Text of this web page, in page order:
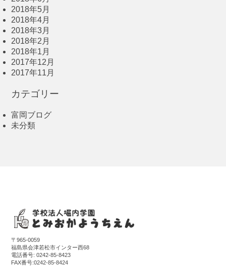
2018年5月
2018年4月
2018年3月
2018年2月
2018年1月
2017年12月
2017年11月
カテゴリー
富岡ブログ
未分類
〒965-0059
福島県会津若松市インター西68
電話番号:0242-85-8423
FAX番号:0242-85-8424